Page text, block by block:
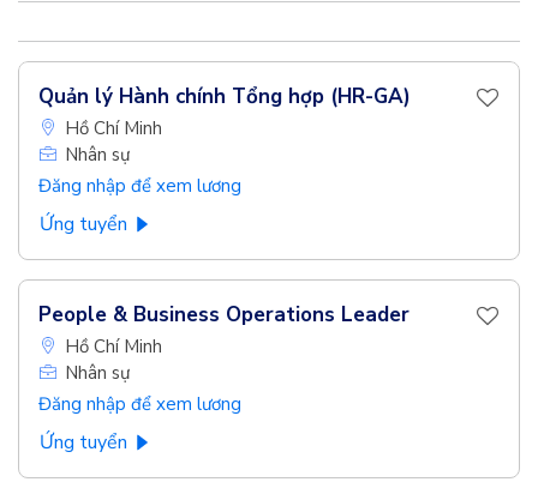
Quản lý Hành chính Tổng hợp (HR-GA)
Hồ Chí Minh
Nhân sự
Đăng nhập để xem lương
Ứng tuyển
People & Business Operations Leader
Hồ Chí Minh
Nhân sự
Đăng nhập để xem lương
Ứng tuyển